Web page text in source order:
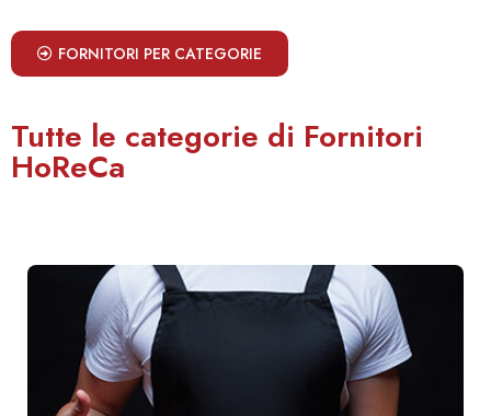
FORNITORI PER CATEGORIE
Tutte le categorie di Fornitori
HoReCa